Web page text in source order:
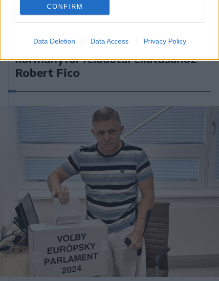
CONFIRM
Data Deletion Data Access Privacy Policy
Fokozatosan visszatérhet
kormányfői feladatai ellátásához
Robert Fico